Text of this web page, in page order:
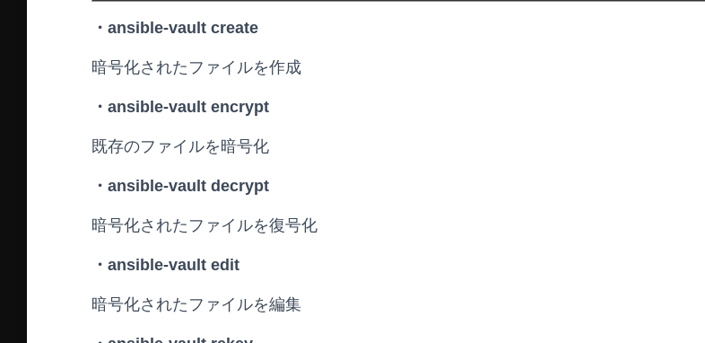
・ansible-vault create
暗号化されたファイルを作成
・ansible-vault encrypt
既存のファイルを暗号化
・ansible-vault decrypt
暗号化されたファイルを復号化
・ansible-vault edit
暗号化されたファイルを編集